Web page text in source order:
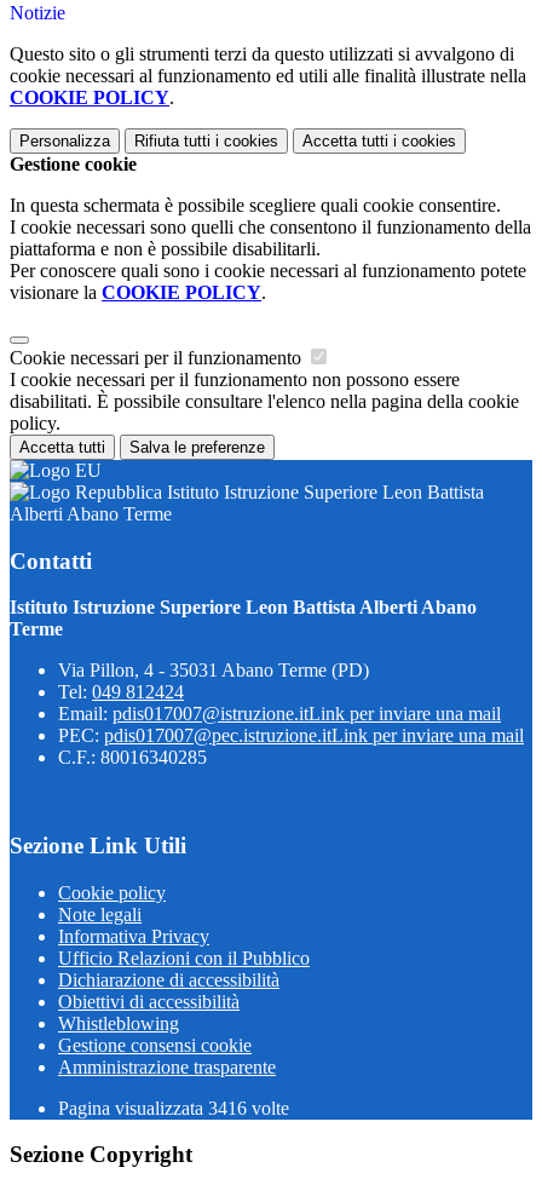
Notizie
Questo sito o gli strumenti terzi da questo utilizzati si avvalgono di
cookie necessari al funzionamento ed utili alle finalità illustrate nella
COOKIE POLICY.
Personalizza Rifiuta tutti i cookies Accetta tutti i cookies
Gestione cookie
In questa schermata è possibile scegliere quali cookie consentire.
I cookie necessari sono quelli che consentono il funzionamento della
piattaforma e non è possibile disabilitarli.
Per conoscere quali sono i cookie necessari al funzionamento potete
visionare la COOKIE POLICY.
Cookie necessari per il funzionamento
I cookie necessari per il funzionamento non possono essere
disabilitati. È possibile consultare l'elenco nella pagina della cookie
policy.
Accetta tutti Salva le preferenze
Istituto Istruzione Superiore Leon Battista
Alberti Abano Terme
Contatti
Istituto Istruzione Superiore Leon Battista Alberti Abano
Terme
Via Pillon, 4 - 35031 Abano Terme (PD)
Tel: 049 812424
Email: pdis017007@istruzione.itLink per inviare una mail
PEC: pdis017007@pec.istruzione.itLink per inviare una mail
C.F.: 80016340285
Sezione Link Utili
Cookie policy
Note legali
Informativa Privacy
Ufficio Relazioni con il Pubblico
Dichiarazione di accessibilità
Obiettivi di accessibilità
Whistleblowing
Gestione consensi cookie
Amministrazione trasparente
Pagina visualizzata 3416 volte
Sezione Copyright